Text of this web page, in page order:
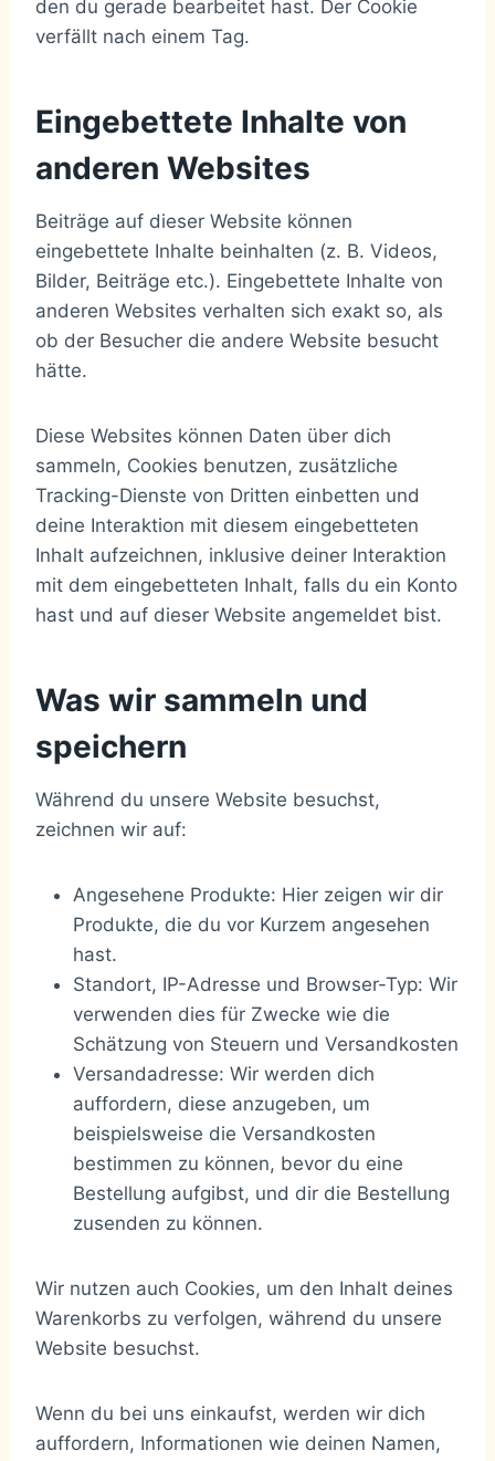
den du gerade bearbeitet hast. Der Cookie
verfällt nach einem Tag.
Eingebettete Inhalte von
anderen Websites
Beiträge auf dieser Website können
eingebettete Inhalte beinhalten (z. B. Videos,
Bilder, Beiträge etc.). Eingebettete Inhalte von
anderen Websites verhalten sich exakt so, als
ob der Besucher die andere Website besucht
hätte.
Diese Websites können Daten über dich
sammeln, Cookies benutzen, zusätzliche
Tracking-Dienste von Dritten einbetten und
deine Interaktion mit diesem eingebetteten
Inhalt aufzeichnen, inklusive deiner Interaktion
mit dem eingebetteten Inhalt, falls du ein Konto
hast und auf dieser Website angemeldet bist.
Was wir sammeln und
speichern
Während du unsere Website besuchst,
zeichnen wir auf:
Angesehene Produkte: Hier zeigen wir dir
Produkte, die du vor Kurzem angesehen
hast.
Standort, IP-Adresse und Browser-Typ: Wir
verwenden dies für Zwecke wie die
Schätzung von Steuern und Versandkosten
Versandadresse: Wir werden dich
auffordern, diese anzugeben, um
beispielsweise die Versandkosten
bestimmen zu können, bevor du eine
Bestellung aufgibst, und dir die Bestellung
zusenden zu können.
Wir nutzen auch Cookies, um den Inhalt deines
Warenkorbs zu verfolgen, während du unsere
Website besuchst.
Wenn du bei uns einkaufst, werden wir dich
auffordern, Informationen wie deinen Namen,